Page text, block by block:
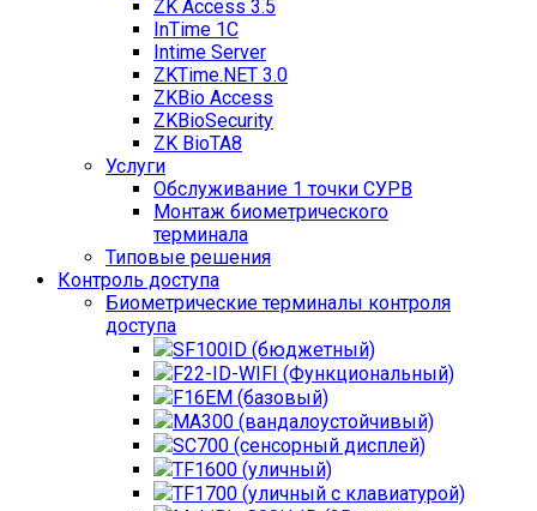
ZK Access 3.5
InTime 1С
Intime Server
ZKTime.NET 3.0
ZKBio Access
ZKBioSecurity
ZK BioTA8
Услуги
Обслуживание 1 точки СУРВ
Монтаж биометрического
терминала
Типовые решения
Контроль доступа
Биометрические терминалы контроля
доступа
SF100ID (бюджетный)
F22-ID-WIFI (Функциональный)
F16EM (базовый)
MA300 (вандалоустойчивый)
SC700 (сенсорный дисплей)
TF1600 (уличный)
TF1700 (уличный с клавиатурой)